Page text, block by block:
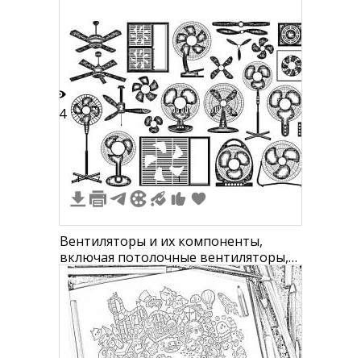
24
4 7 1
Вентиляторы и их компоненты,
включая потолочные вентиляторы,
настольные вентиляторы,
вентиляционные решетки,
пропеллеры, пульты управления,
корпус вентиляторов